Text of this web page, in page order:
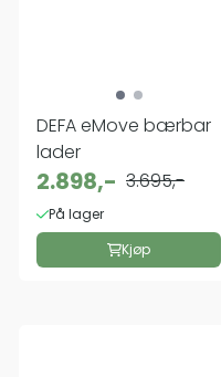
DEFA eMove bærbar
lader
2.898,- 3.695,-
På lager
Kjøp